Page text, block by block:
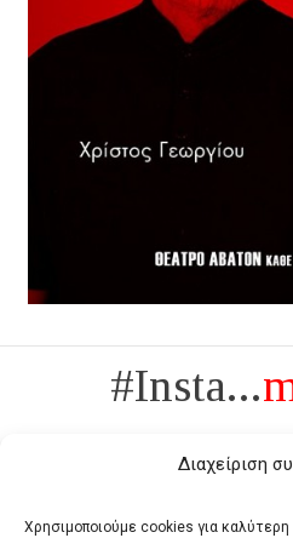
Διαχείριση
Χρησιμοποιούμε cookies για καλύτερη
#Insta...